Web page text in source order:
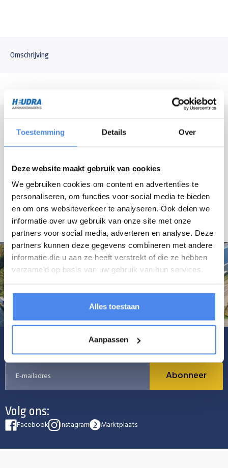
Toestemming Details Over
Deze website maakt gebruik van cookies
We gebruiken cookies om content en advertenties te
personaliseren, om functies voor social media te bieden
en om ons websiteverkeer te analyseren. Ook delen we
informatie over uw gebruik van onze site met onze
partners voor social media, adverteren en analyse. Deze
partners kunnen deze gegevens combineren met andere
informatie die u aan ze heeft verstrekt of die ze hebben
verzameld op basis van uw gebruik van hun services.
Alles toestaan
Aanpassen
Omschrijving
als bouwpakket, dat bestaat uit een stalen frame met aluminium planken,
op aanvraag). De standaard kleur van de huif is antraciet, andere kleuren
zijn mogelijk op aanvraag.
Schrijf je in voor onze nieuwsbrief
Abonneer
Volg ons:
Facebook Instagram Marktplaats